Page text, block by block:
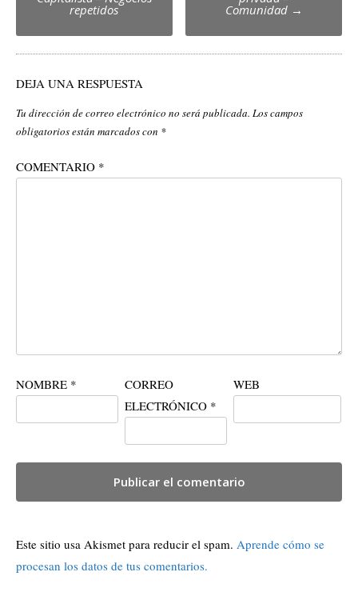
repetidos Comunidad →
DEJA UNA RESPUESTA
Tu dirección de correo electrónico no será publicada. Los campos
obligatorios están marcados con *
COMENTARIO *
NOMBRE *
CORREO
ELECTRÓNICO *
WEB
Este sitio usa Akismet para reducir el spam. Aprende cómo se
procesan los datos de tus comentarios.